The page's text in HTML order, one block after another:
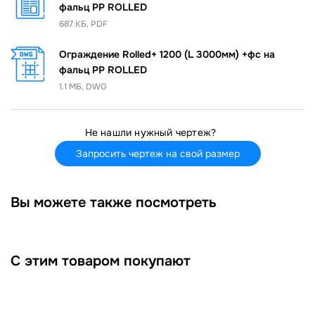
фальц PP ROLLED
687 КБ, PDF
Ограждение Rolled+ 1200 (L 3000мм) +фс на
фальц PP ROLLED
1.1 MБ, DWG
Не нашли нужный чертеж?
Запросить чертеж на свой размер
Вы можете также посмотреть
С этим товаром покупают